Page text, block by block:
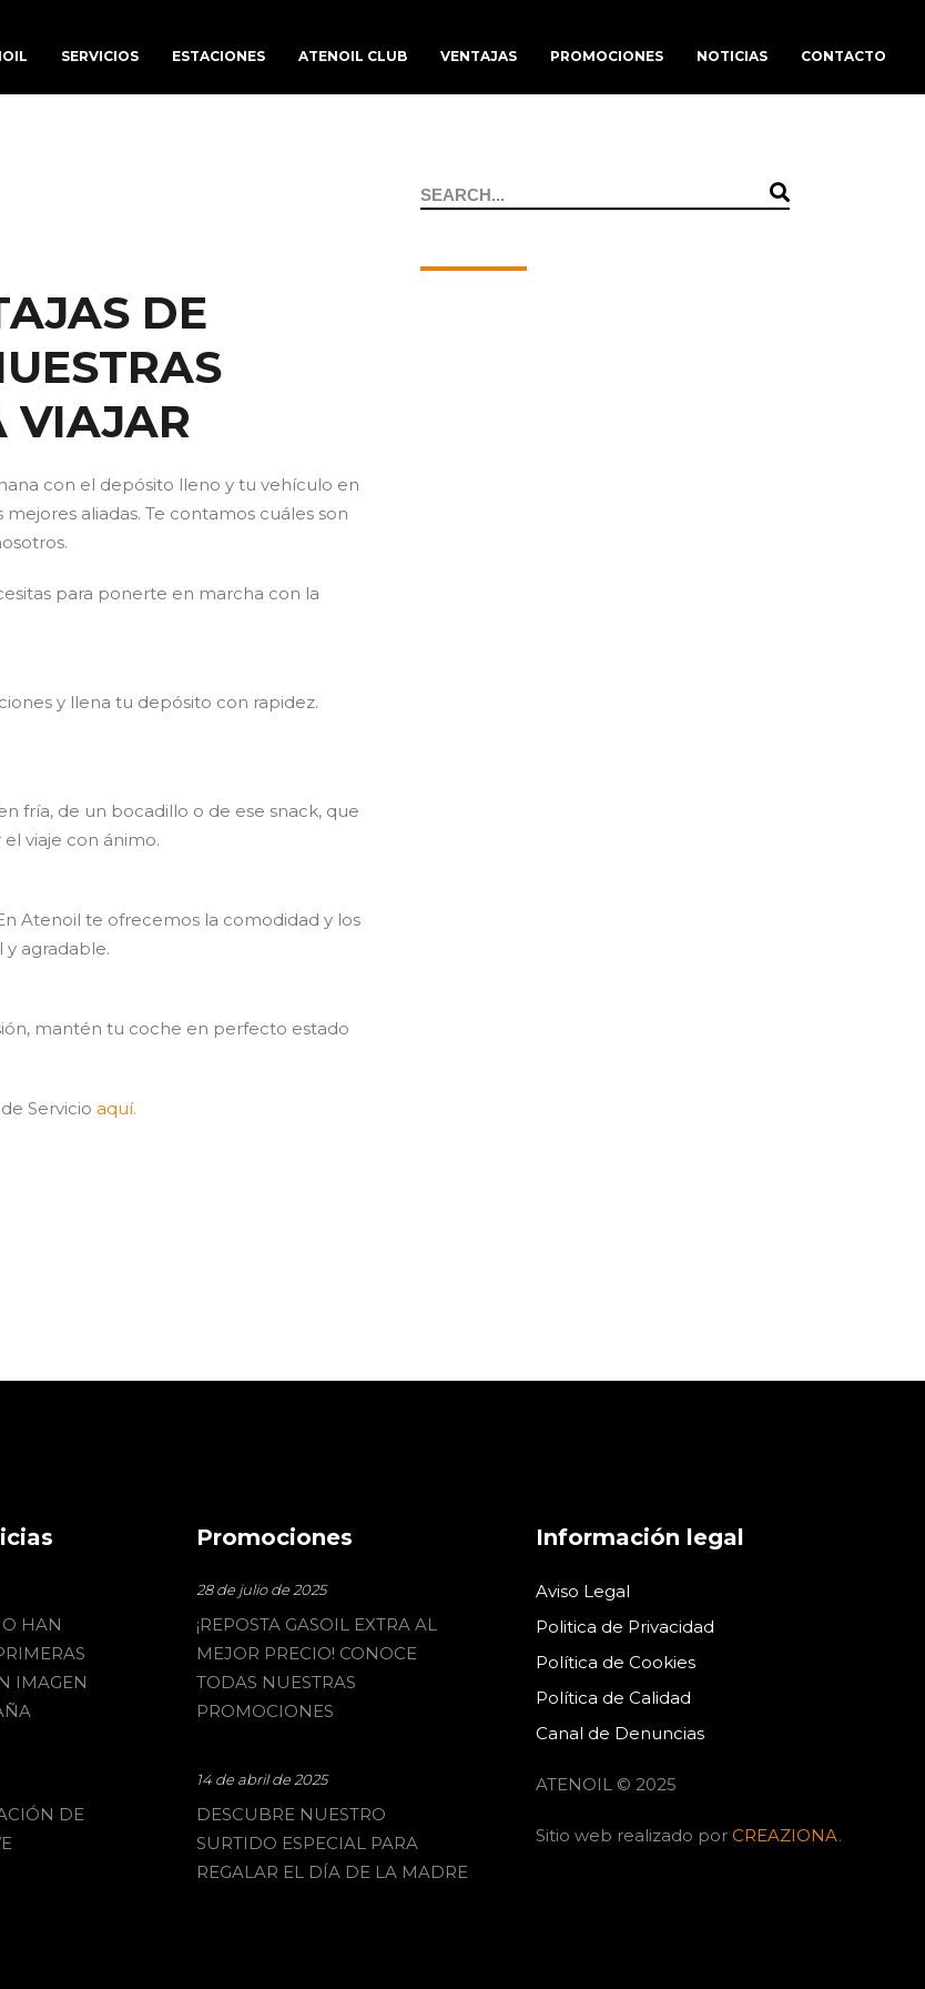
SERVICIOS ESTACIONES ATENOIL CLUB VENTAJAS PROMOCIONES NOTICIAS CONTACTO
DE
VIAJAR
con el depósito lleno y tu vehículo en
aliadas. Te contamos cuáles son
para ponerte en marcha con la
y llena tu depósito con rapidez.
fría, de un bocadillo o de ese snack, que
viaje con ánimo.
Atenoil te ofrecemos la comodidad y los
y agradable.
mantén tu coche en perfecto estado
Servicio aquí.
Search
HAN
IMAGEN
DE
Promociones
28 de julio de 2025
¡REPOSTA GASOIL EXTRA AL
MEJOR PRECIO! CONOCE
TODAS NUESTRAS
PROMOCIONES
14 de abril de 2025
DESCUBRE NUESTRO
SURTIDO ESPECIAL PARA
REGALAR EL DÍA DE LA MADRE
Información legal
Aviso Legal
Politica de Privacidad
Política de Cookies
Política de Calidad
Canal de Denuncias
ATENOIL © 2025
Sitio web realizado por CREAZIONA.